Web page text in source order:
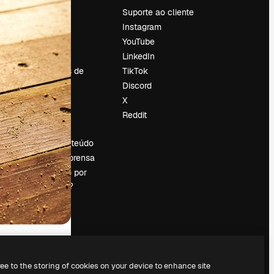
Preços
Sobre nós
Reviews
Emprego
Tendências de
pesquisa
Blog
Eventos
Slidesgo
Vender conteúdo
Sala de imprensa
Procurando por
magnific.ai?
Suporte ao cliente
Instagram
YouTube
LinkedIn
TikTok
Discord
X
Reddit
to the storing of cookies on your device to enhance site